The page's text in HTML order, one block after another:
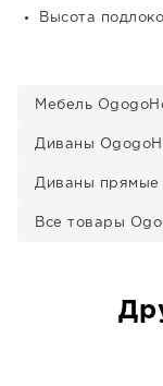
Высота
Мебель
Диваны
Диваны прямые
Все товары